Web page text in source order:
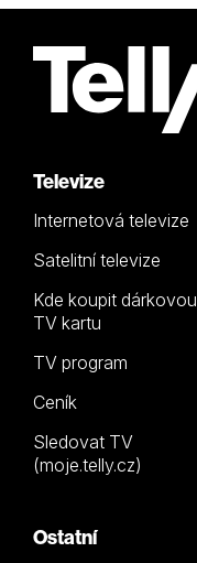
Televize
Internetová televize
Satelitní televize
Kde koupit dárkovou
TV kartu
TV program
Ceník
Sledovat TV
(moje.telly.cz)
Ostatní